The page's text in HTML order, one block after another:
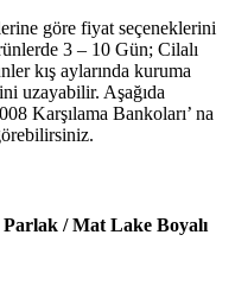
göre fiyat seçeneklerini
3 – 10 Gün; Cilalı
kış aylarında kuruma
uzayabilir. Aşağıda
Karşılama Bankoları’ na
/ Mat Lake Boyalı